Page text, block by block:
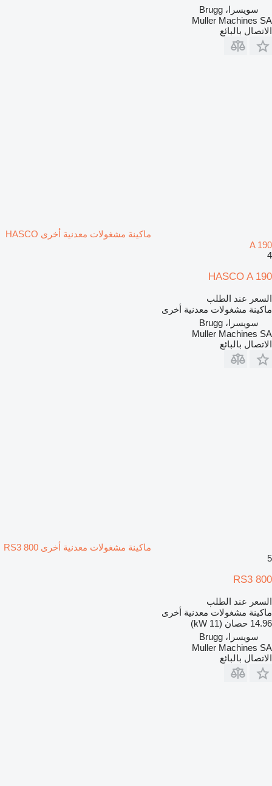
سويسرا، Brugg
Muller Machines SA
الاتصال بالبائع
ماكينة مشغولات معدنية أخرى HASCO
A 190
4
HASCO A 190
السعر عند الطلب
ماكينة مشغولات معدنية أخرى
سويسرا، Brugg
Muller Machines SA
الاتصال بالبائع
ماكينة مشغولات معدنية أخرى RS3 800
5
RS3 800
السعر عند الطلب
ماكينة مشغولات معدنية أخرى
14.96 حصان (11 kW)
سويسرا، Brugg
Muller Machines SA
الاتصال بالبائع